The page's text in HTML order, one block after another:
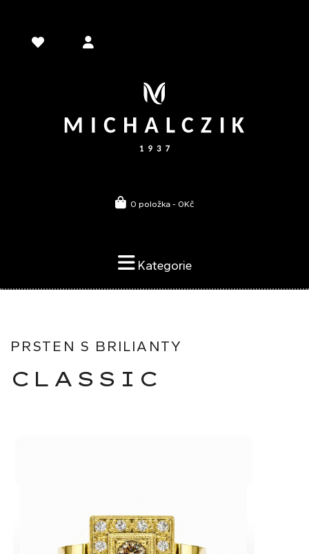
0 položka - 0Kč
Kategorie
PRSTEN S BRILIANTY
CLASSIC